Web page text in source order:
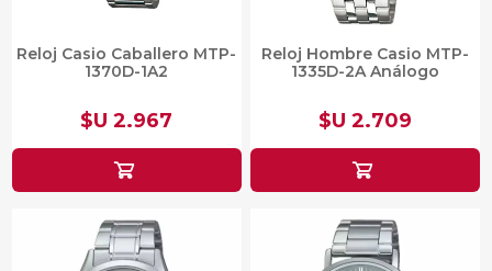
Reloj Casio Caballero MTP-
1370D-1A2
$U 2.967
Reloj Hombre Casio MTP-
1335D-2A Análogo
$U 2.709